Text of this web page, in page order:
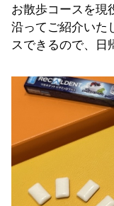
お散歩コースを現
沿ってご紹介いた
スできるので、日